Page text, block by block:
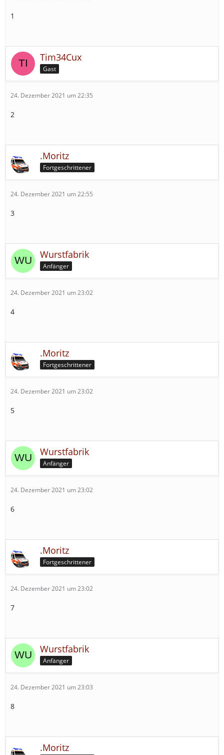
1
Tim34Cux
Gast
24. Dezember 2021 um 22:35
2
.Moritz
Fortgeschrittener
24. Dezember 2021 um 22:55
3
Wurstfabrik
Anfänger
24. Dezember 2021 um 23:02
4
.Moritz
Fortgeschrittener
24. Dezember 2021 um 23:02
5
Wurstfabrik
Anfänger
24. Dezember 2021 um 23:02
6
.Moritz
Fortgeschrittener
24. Dezember 2021 um 23:02
7
Wurstfabrik
Anfänger
24. Dezember 2021 um 23:03
8
.Moritz